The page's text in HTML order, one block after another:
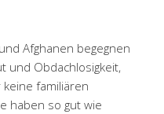
Afghanen begegnen
und Obdachlosigkeit,
familiären
haben so gut wie